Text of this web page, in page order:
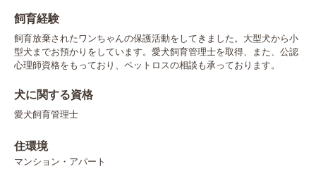
飼育経験
飼育放棄されたワンちゃんの保護活動をしてきました。大型犬から小
型犬までお預かりをしています。愛犬飼育管理士を取得、また、公認
心理師資格をもっており、ペットロスの相談も承っております。
犬に関する資格
愛犬飼育管理士
住環境
マンション・アパート